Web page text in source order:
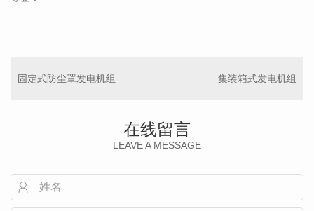
固定式防尘罩发电机组 集装箱式发电机组
在线留言
LEAVE A MESSAGE